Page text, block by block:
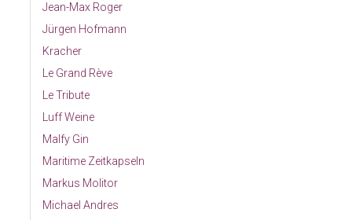
Jean-Max Roger
Jürgen Hofmann
Kracher
Le Grand Rève
Le Tribute
Luff Weine
Malfy Gin
Maritime Zeitkapseln
Markus Molitor
Michael Andres